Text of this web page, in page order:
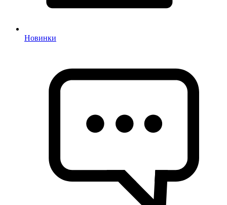
Новинки